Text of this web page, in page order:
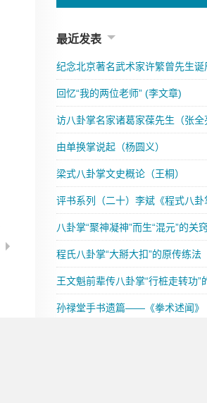
最近发表
纪念北京著名武术家许繁曾先生
回忆“我的两位老师” (李文章)
访八卦掌名家诸葛家葆先生（张全
由单换掌说起（杨圆义）
梁式八卦掌文史概论（王桐）
评书系列（二十）李斌《程式八卦
八卦掌“聚神凝神”而生“混元”的关
程氏八卦掌“大掰大扣”的原传练法
王文魁前辈传八卦掌“行桩走转功”
孙禄堂手书遗篇——《拳术述闻》